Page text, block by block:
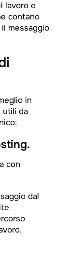
lavoro e
contano
messaggio
in
utili da
con
dal